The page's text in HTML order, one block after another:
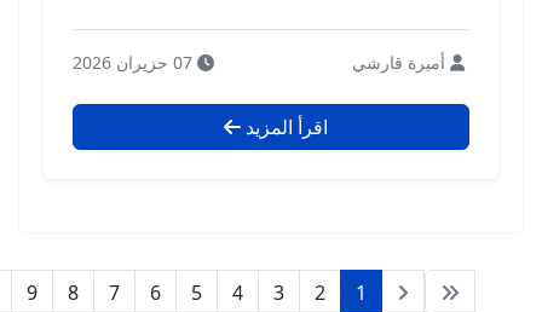
أميرة قارشي
اقرأ المزيد
1
2
3
4
5
6
7
8
9